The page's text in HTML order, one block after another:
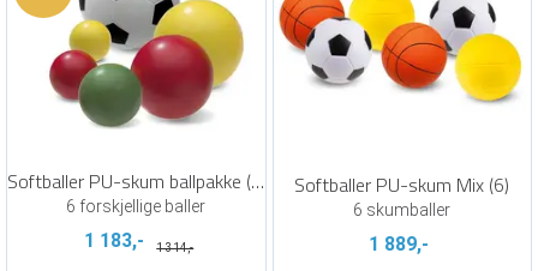
Softballer PU-skum ballpakke (6)
6 forskjellige baller
1 183,- 1 314,-
Softballer PU-skum Mix (6)
6 skumballer
1 889,-